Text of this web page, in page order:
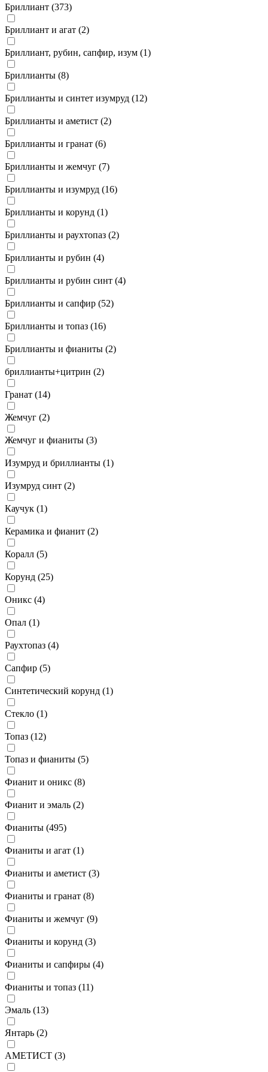
Бриллиант (373)
Бриллиант и агат (2)
Бриллиант, рубин, сапфир, изум (1)
Бриллианты (8)
Бриллианты и синтет изумруд (12)
Бриллианты и аметист (2)
Бриллианты и гранат (6)
Бриллианты и жемчуг (7)
Бриллианты и изумруд (16)
Бриллианты и корунд (1)
Бриллианты и раухтопаз (2)
Бриллианты и рубин (4)
Бриллианты и рубин синт (4)
Бриллианты и сапфир (52)
Бриллианты и топаз (16)
Бриллианты и фианиты (2)
бриллианты+цитрин (2)
Гранат (14)
Жемчуг (2)
Жемчуг и фианиты (3)
Изумруд и бриллианты (1)
Изумруд синт (2)
Каучук (1)
Керамика и фианит (2)
Коралл (5)
Корунд (25)
Оникс (4)
Опал (1)
Раухтопаз (4)
Сапфир (5)
Синтетический корунд (1)
Стекло (1)
Топаз (12)
Топаз и фианиты (5)
Фианит и оникс (8)
Фианит и эмаль (2)
Фианиты (495)
Фианиты и агат (1)
Фианиты и аметист (3)
Фианиты и гранат (8)
Фианиты и жемчуг (9)
Фианиты и корунд (3)
Фианиты и сапфиры (4)
Фианиты и топаз (11)
Эмаль (13)
Янтарь (2)
АМЕТИСТ (3)